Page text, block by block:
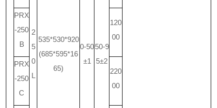
2
5
0
L
535*530*920
(685*595*16
65)
0-50
±1
50-9
5±2
PRX
-250
B
120
00
PRX
-250
C
220
00